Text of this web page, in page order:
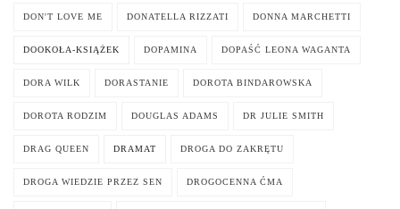
DON'T LOVE ME DONATELLA RIZZATI DONNA MARCHETTI
DOOKOŁA-KSIĄŻEK DOPAMINA DOPAŚĆ LEONA WAGANTA
DORA WILK DORASTANIE DOROTA BINDAROWSKA
DOROTA RODZIM DOUGLAS ADAMS DR JULIE SMITH
DRAG QUEEN DRAMAT DROGA DO ZAKRĘTU
DROGA WIEDZIE PRZEZ SEN DROGOCENNA ĆMA